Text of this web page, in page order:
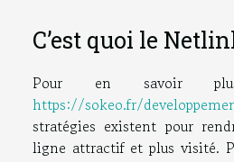
C’est quoi le
Pour en savoir
https://sokeo.fr/
stratégies existent pour
ligne attractif et plus visité.